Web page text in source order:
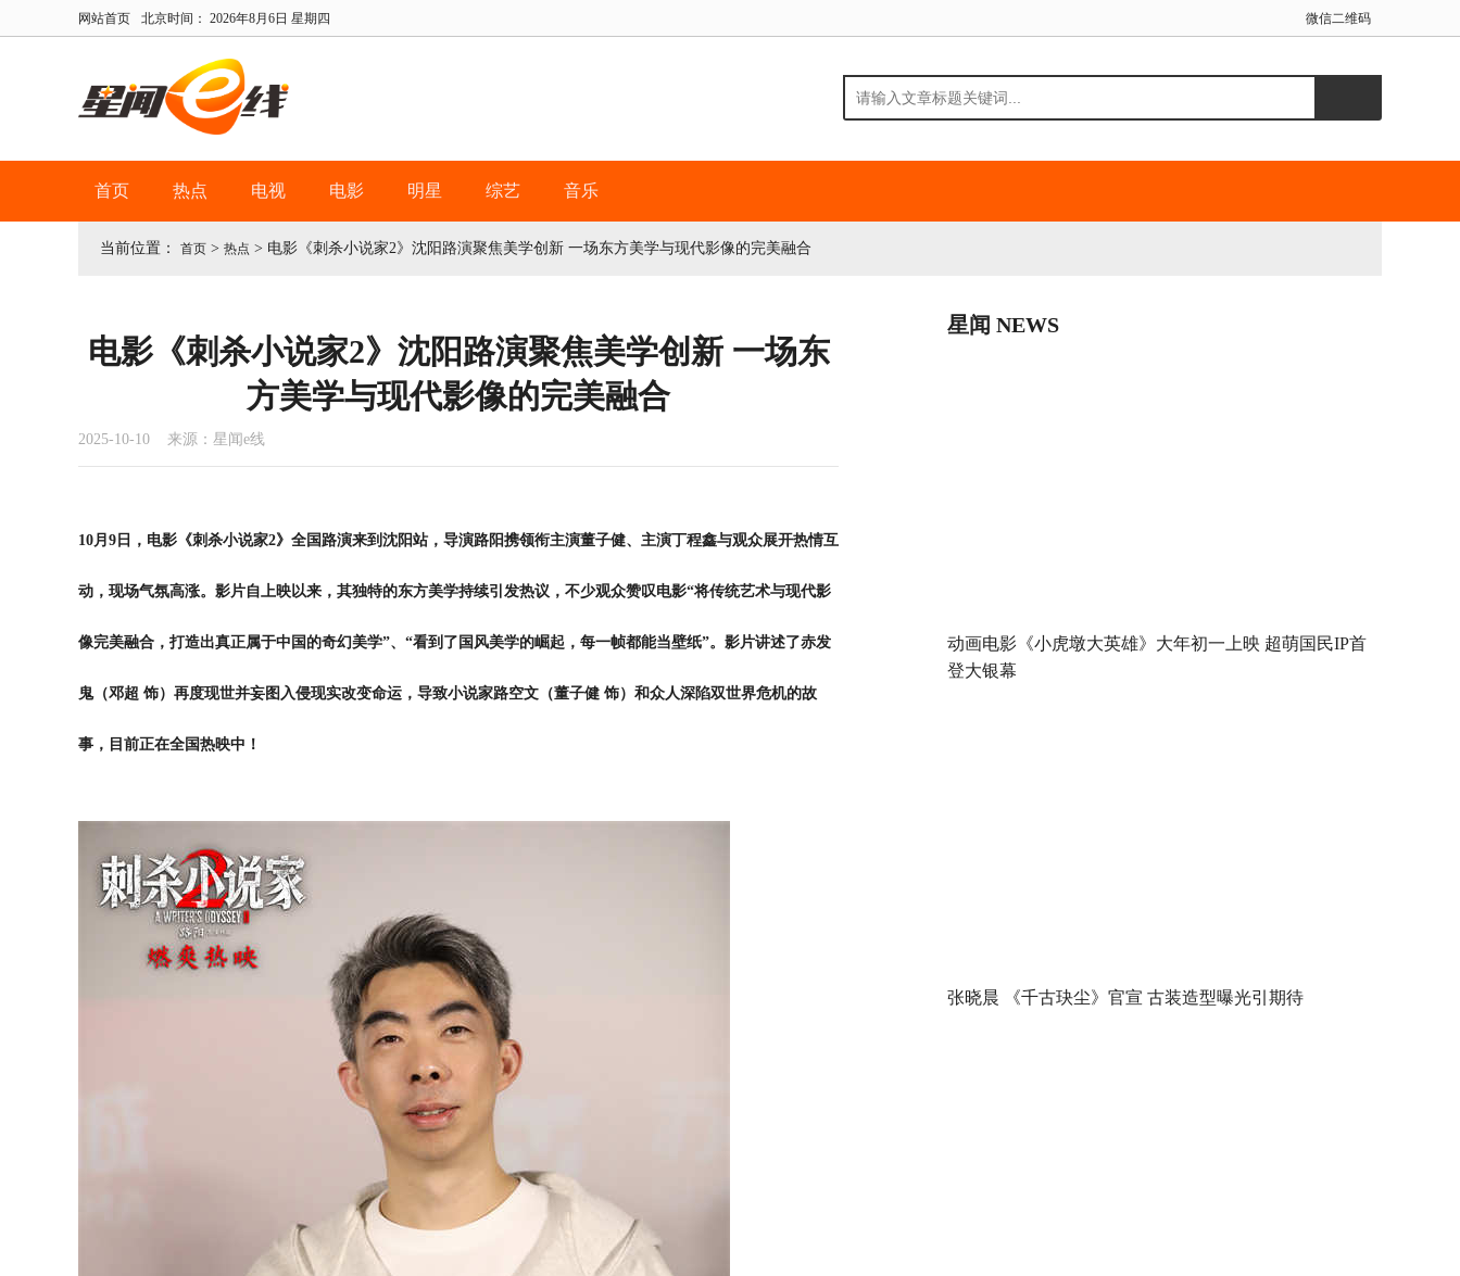
网站首页 北京时间： 2026年8月6日 星期四 微信二维码
首页 热点 电视 电影 明星 综艺 音乐
当前位置： 首页 > 热点 > 电影《刺杀小说家2》沈阳路演聚焦美学创新 一场东方美学与现代影像的完美融合
电影《刺杀小说家2》沈阳路演聚焦美学创新 一场东
方美学与现代影像的完美融合
2025-10-10 来源：星闻e线
10月9日，电影《刺杀小说家2》全国路演来到沈阳站，导演路阳携领衔主演董子健、主演丁程鑫与观众展开热情互
动，现场气氛高涨。影片自上映以来，其独特的东方美学持续引发热议，不少观众赞叹电影“将传统艺术与现代影
像完美融合，打造出真正属于中国的奇幻美学”、“看到了国风美学的崛起，每一帧都能当壁纸”。影片讲述了赤发
鬼（邓超 饰）再度现世并妄图入侵现实改变命运，导致小说家路空文（董子健 饰）和众人深陷双世界危机的故
事，目前正在全国热映中！
星闻 NEWS
动画电影《小虎墩大英雄》大年初一上映 超萌国民IP首
登大银幕
张晓晨 《千古玦尘》官宣 古装造型曝光引期待